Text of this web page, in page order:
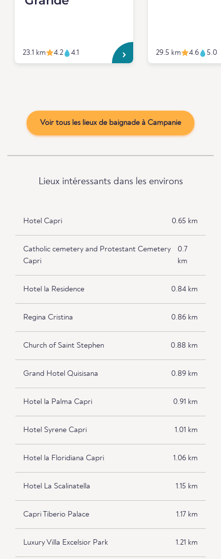
23.1 km 4.2 4.1 29.5 km 4.6 5.0
Voir tous les lieux de baignade à Campanie
Lieux intéressants dans les environs
Hotel Capri 0.65 km
Catholic cemetery and Protestant Cemetery
Capri
0.7
km
Hotel la Residence 0.84 km
Regina Cristina 0.86 km
Church of Saint Stephen 0.88 km
Grand Hotel Quisisana 0.89 km
Hotel la Palma Capri 0.91 km
Hotel Syrene Capri 1.01 km
Hotel la Floridiana Capri 1.06 km
Hotel La Scalinatella 1.15 km
Capri Tiberio Palace 1.17 km
Luxury Villa Excelsior Park 1.21 km